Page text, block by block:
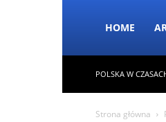
HOME
POLSKA W
Strona główna